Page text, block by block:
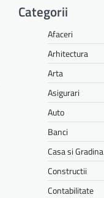
Categorii
Afaceri
Arhitectura
Arta
Asigurari
Auto
Banci
Casa si Gradina
Constructii
Contabilitate